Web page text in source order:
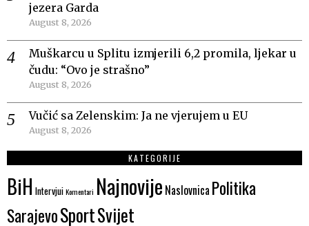
jezera Garda
August 8, 2026
Muškarcu u Splitu izmjerili 6,2 promila, ljekar u
čudu: “Ovo je strašno”
August 8, 2026
Vučić sa Zelenskim: Ja ne vjerujem u EU
August 8, 2026
KATEGORIJE
BiH IntervjuiKomentari Najnovije Naslovnica Politika
SarajevoSportSvijet